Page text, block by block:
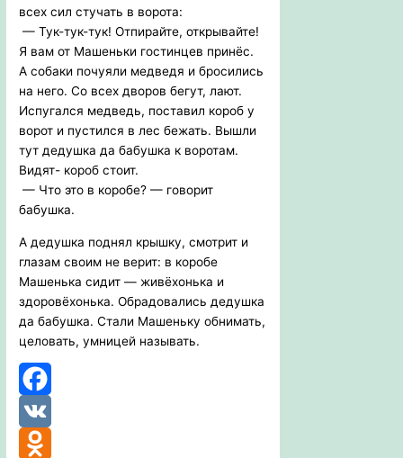
всех сил стучать в ворота:
— Тук-тук-тук! Отпирайте, открывайте!
Я вам от Машеньки гостинцев принёс.
А собаки почуяли медведя и бросились
на него. Со всех дворов бегут, лают.
Испугался медведь, поставил короб у
ворот и пустился в лес бежать. Вышли
тут дедушка да бабушка к воротам.
Видят- короб стоит.
— Что это в коробе? — говорит
бабушка.
А дедушка поднял крышку, смотрит и
глазам своим не верит: в коробе
Машенька сидит — живёхонька и
здоровёхонька. Обрадовались дедушка
да бабушка. Стали Машеньку обнимать,
целовать, умницей называть.
Facebook
VK